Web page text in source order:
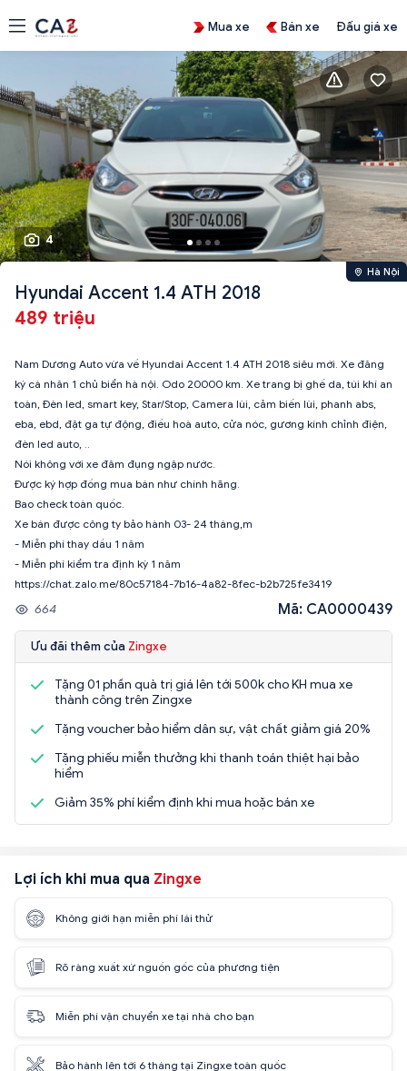
Mua xe Bán xe Đấu giá xe
4
Hà Nội
Hyundai Accent 1.4 ATH 2018
489 triệu
Nam Dương Auto vừa về Hyundai Accent 1.4 ATH 2018 siêu mới. Xe đăng
ký cá nhân 1 chủ biển hà nội. Odo 20000 km. Xe trang bị ghế da, túi khí an
toàn, Đèn led, smart key, Star/Stop, Camera lùi, cảm biến lùi, phanh abs,
eba, ebd, đặt ga tự động, điều hoà auto, cửa nóc, gương kính chỉnh điện,
đèn led auto, ..
Nói không với xe đâm đụng ngập nước.
Được ký hợp đồng mua bán như chính hãng.
Bao check toàn quốc.
Xe bán được công ty bảo hành 03- 24 tháng,m
- Miễn phí thay dầu 1 năm
- Miễn phí kiểm tra định kỳ 1 năm
https://chat.zalo.me/80c57184-7b16-4a82-8fec-b2b725fe3419
664 Mã: CA0000439
Ưu đãi thêm của Zingxe
Tặng 01 phần quà trị giá lên tới 500k cho KH mua xe
thành công trên Zingxe
Tặng voucher bảo hiểm dân sự, vật chất giảm giá 20%
Tặng phiếu miễn thưởng khi thanh toán thiệt hại bảo
hiểm
Giảm 35% phí kiểm định khi mua hoặc bán xe
Lợi ích khi mua qua Zingxe
Không giới hạn miễn phí lái thử
Rõ ràng xuất xứ nguồn gốc của phương tiện
Miễn phí vận chuyển xe tại nhà cho bạn
Bảo hành lên tới 6 tháng tại Zingxe toàn quốc